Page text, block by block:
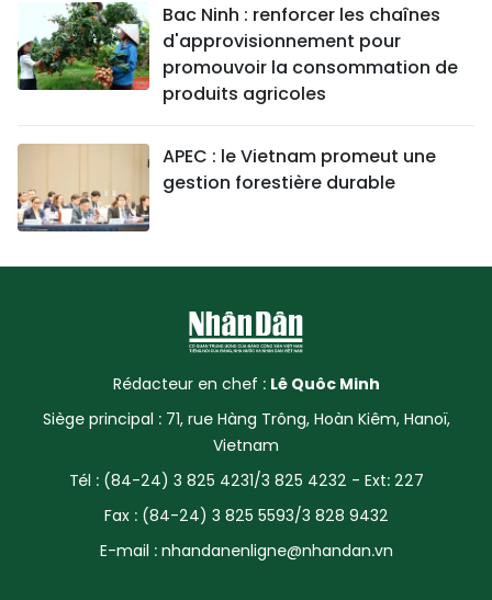
Bac Ninh : renforcer les chaînes
d'approvisionnement pour
promouvoir la consommation de
produits agricoles
APEC : le Vietnam promeut une
gestion forestière durable
Rédacteur en chef : Lê Quôc Minh
Siège principal : 71, rue Hàng Trông, Hoàn Kiêm, Hanoï,
Vietnam
Tél : (84-24) 3 825 4231/3 825 4232 - Ext: 227
Fax : (84-24) 3 825 5593/3 828 9432
E-mail : nhandanenligne@nhandan.vn